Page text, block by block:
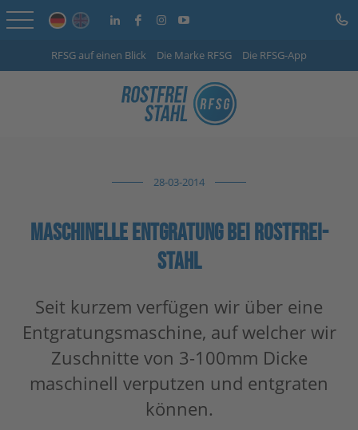
Startseite
Unternehmen
Karriere
Kontakt
Stahlblog
RFSG auf einen Blick Die Marke RFSG Die RFSG-App
28-03-2014
MASCHINELLE ENTGRATUNG BEI ROSTFREI-
STAHL
Seit kurzem verfügen wir über eine
Entgratungsmaschine, auf welcher wir
Zuschnitte von 3-100mm Dicke
maschinell verputzen und entgraten
können.